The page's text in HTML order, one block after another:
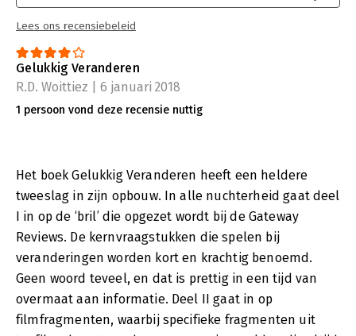
Lees ons recensiebeleid
Gelukkig Veranderen
R.D. Woittiez | 6 januari 2018
1 persoon vond deze recensie nuttig
Het boek Gelukkig Veranderen heeft een heldere
tweeslag in zijn opbouw. In alle nuchterheid gaat deel
I in op de ‘bril’ die opgezet wordt bij de Gateway
Reviews. De kernvraagstukken die spelen bij
veranderingen worden kort en krachtig benoemd.
Geen woord teveel, en dat is prettig in een tijd van
overmaat aan informatie. Deel II gaat in op
filmfragmenten, waarbij specifieke fragmenten uit